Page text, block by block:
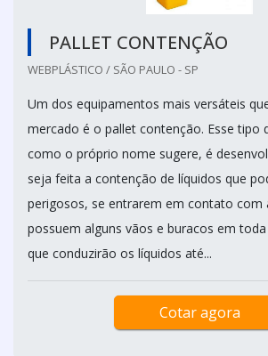
PALLET CONTENÇÃO
WEBPLÁSTICO / SÃO PAULO - SP
Um dos equipamentos mais versáteis
mercado é o pallet contenção. Esse tipo
como o próprio nome sugere, é
seja feita a contenção de líquidos que
perigosos, se entrarem em contato com
possuem alguns vãos e buracos em
que conduzirão os líquidos até...
Cotar agora